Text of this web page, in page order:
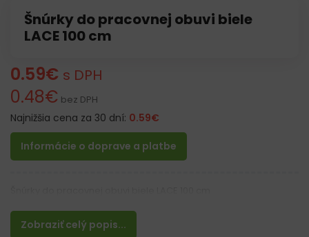
Šnúrky do pracovnej obuvi biele
LACE 100 cm
0.59€ s DPH
0.48€ bez DPH
Najnižšia cena za 30 dní: 0.59€
Informácie o doprave a platbe
Zobraziť celý popis...